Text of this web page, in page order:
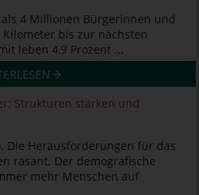
4 Millionen Bürgerinnen und
bis zur nächsten
leben 4,9 Prozent ...
Strukturen stärken und
Die Herausforderungen für das
rasant. Der demografische
mehr Menschen auf